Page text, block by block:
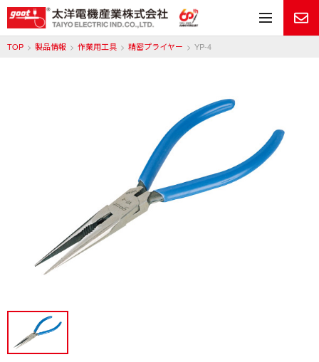
メ
TOP 製品情報 作業用工具 精密プライヤー YP-4